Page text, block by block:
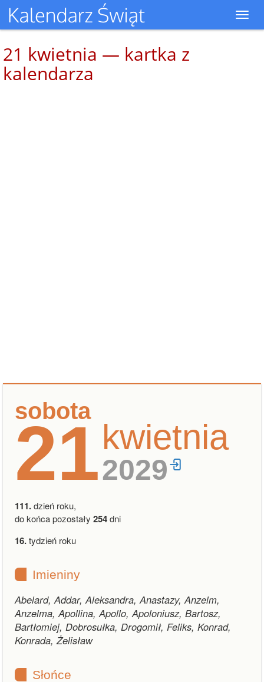
21 kwietnia — kartka z
kalendarza
sobota
21kwietnia
2029
111.dzień roku,
do końca pozostały 254dni
16.tydzień roku
Imieniny
Abelard, Addar, Aleksandra, Anastazy, Anzelm,
Anzelma, Apollina, Apollo, Apoloniusz, Bartosz,
Bartłomiej, Dobrosułka, Drogomił, Feliks, Konrad,
Konrada, Żelisław
Słońce